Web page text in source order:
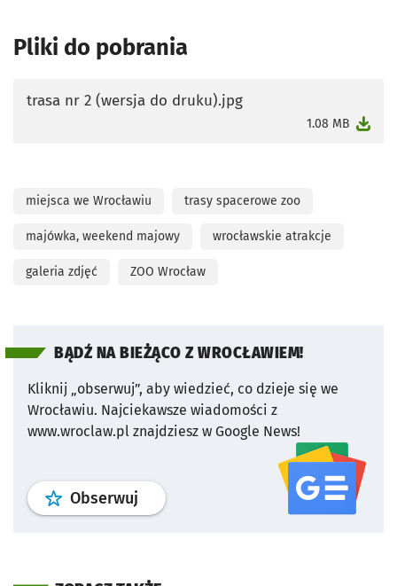
Pliki do pobrania
trasa nr 2 (wersja do druku).jpg
1.08 MB
miejsca we Wrocławiu trasy spacerowe zoo
majówka, weekend majowy wrocławskie atrakcje
galeria zdjęć ZOO Wrocław
BĄDŹ NA BIEŻĄCO Z WROCŁAWIEM!
Kliknij „obserwuj”, aby wiedzieć, co dzieje się we
Wrocławiu. Najciekawsze wiadomości z
www.wroclaw.pl znajdziesz w Google News!
Obserwuj profil serwisu